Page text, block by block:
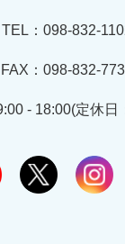
TEL：098-832-
FAX：098-832-
- 18:00(定休日